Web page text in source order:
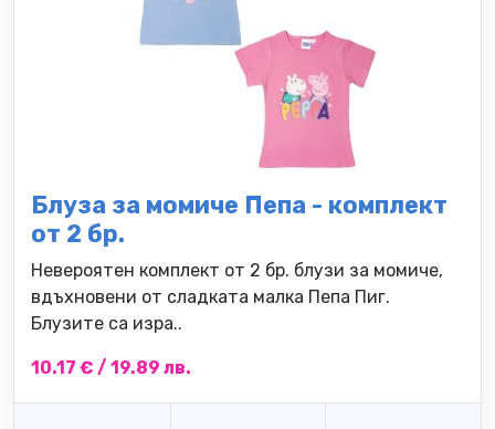
Блуза за момиче Пепа - комплект
от 2 бр.
Невероятен комплект от 2 бр. блузи за момиче,
вдъхновени от сладката малка Пепа Пиг.
Блузите са изра..
10.17 € / 19.89 лв.